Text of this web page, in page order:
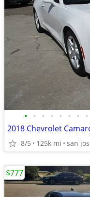
• • • • • • • •
2018 Chevrolet
8/5 125k mi san
$777